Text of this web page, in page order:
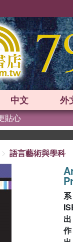
中文 外
貼心
語言藝術與學科